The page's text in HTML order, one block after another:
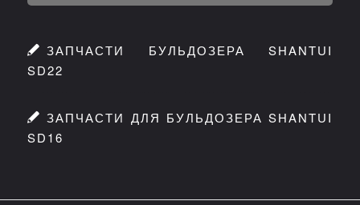
ЗАПЧАСТИ БУЛЬДОЗЕРА SHANTUI
SD22
ЗАПЧАСТИ ДЛЯ БУЛЬДОЗЕРА SHANTUI
SD16